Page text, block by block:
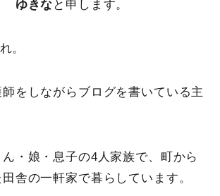
ゆきな と申します。
。
をしながらブログを書いている主
・娘・息子の4人家族で、町から
舎の一軒家で暮らしています。